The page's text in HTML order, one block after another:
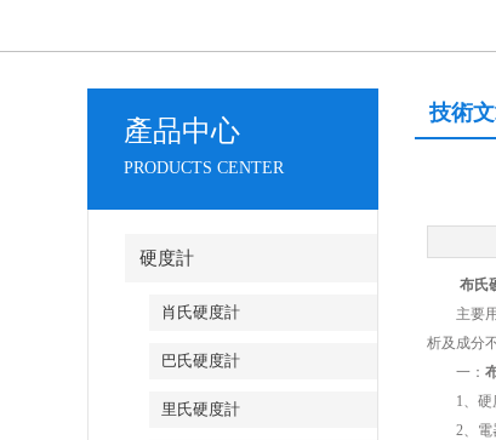
產品中心
PRODUCTS CENTER
硬度計
肖氏硬度計
巴氏硬度計
里氏硬度計
技術
布氏
主要用
析及成分
一：
1、硬度
2、電器